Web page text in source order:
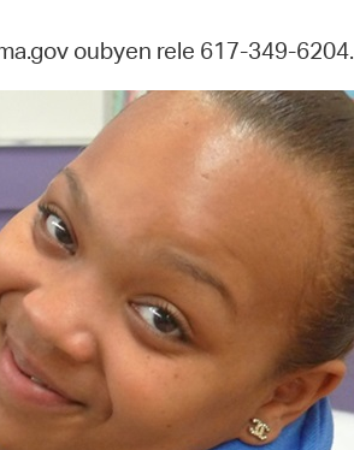
oubyen rele 617-349-6204.